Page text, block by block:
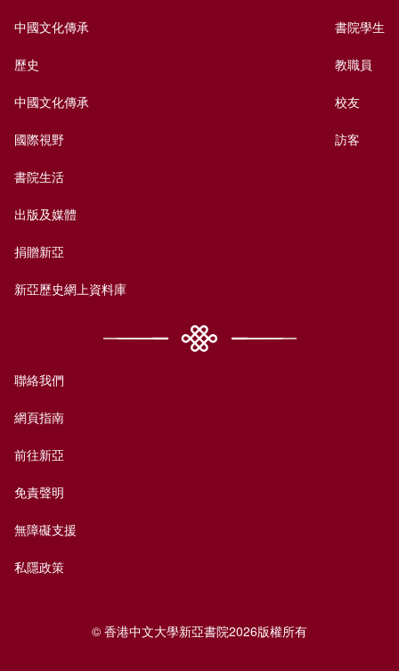
中國文化傳承
歷史
中國文化傳承
國際視野
書院生活
出版及媒體
捐贈新亞
新亞歷史網上資料庫
書院學生
教職員
校友
訪客
聯絡我們
網頁指南
前往新亞
免責聲明
無障礙支援
私隱政策
© 香港中文大學新亞書院2026版權所有